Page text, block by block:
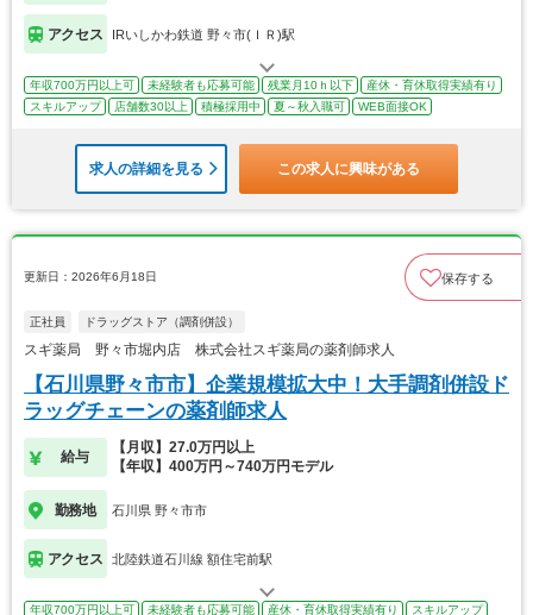
アクセス IRいしかわ鉄道 野々市(ＩＲ)駅
年収700万円以上可 未経験者も応募可能 残業月10ｈ以下
産休・育休取得実績有り
スキルアップ
店舗数30以上 積極採用中 夏～秋入職可 WEB面接OK
求人の詳細を見る この求人に興味がある
更新日：2026年6月18日 保存する
正社員 ドラッグストア（調剤併設）
スギ薬局 野々市堀内店 株式会社スギ薬局の薬剤師求人
【石川県野々市市】企業規模拡大中！大手調剤併設ド
ラッグチェーンの薬剤師求人
給与
【月収】27.0万円以上
【年収】400万円～740万円モデル
勤務地 石川県 野々市市
アクセス 北陸鉄道石川線 額住宅前駅
年収700万円以上可 未経験者も応募可能 産休・育休取得実績有り
スキルアップ